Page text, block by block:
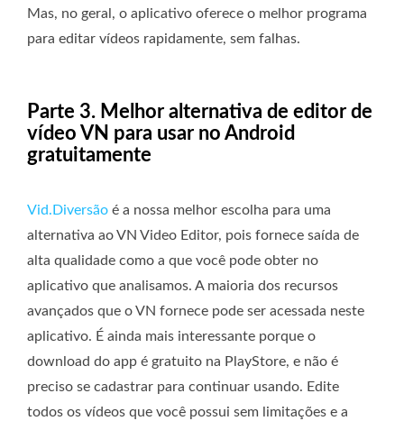
Mas, no geral, o aplicativo oferece o melhor programa
para editar vídeos rapidamente, sem falhas.
Parte 3. Melhor alternativa de editor de
vídeo VN para usar no Android
gratuitamente
Vid.Diversão é a nossa melhor escolha para uma
alternativa ao VN Video Editor, pois fornece saída de
alta qualidade como a que você pode obter no
aplicativo que analisamos. A maioria dos recursos
avançados que o VN fornece pode ser acessada neste
aplicativo. É ainda mais interessante porque o
download do app é gratuito na PlayStore, e não é
preciso se cadastrar para continuar usando. Edite
todos os vídeos que você possui sem limitações e a